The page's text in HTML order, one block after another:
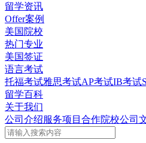
留学资讯
Offer案例
美国院校
热门专业
美国签证
语言考试
托福考试雅思考试AP考试IB考试
留学百科
关于我们
公司介绍服务项目 合作院校公司